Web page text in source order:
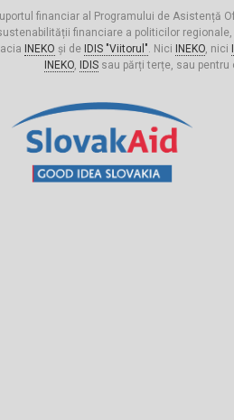
financiar al Programului de Asistență
financiare a politicilor
INEKO și de IDIS "Viitorul". Nici INEKO, nici
INEKO, IDISsau părți terțe, sau pentru